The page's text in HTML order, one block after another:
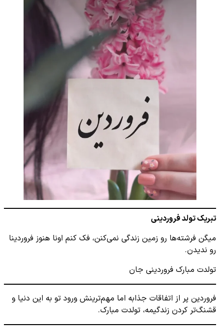
تبریک تولد فروردینی
میگن فرشته‌ها رو زمین زندگی نمی‌کنن، فک کنم اونا هنوز فروردینا
رو ندیدن.
تولدت مبارک فروردینی جان
فروردین پر از اتفاقات جذابه اما مهم‌ترینش ورود تو به این دنیا و
قشنگ‌تر کردن زندگیمه، تولدت مبارک.